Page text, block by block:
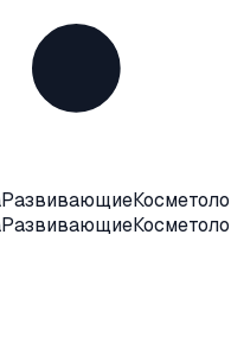
Развивающие
Развивающие